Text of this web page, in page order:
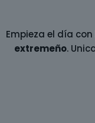
Empieza el día
extremeño.